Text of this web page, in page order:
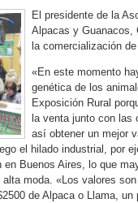
El presidente de la
Alpacas y Guanacos,
la comercialización
«En este momento
genética de los
Exposición Rural
la venta junto con las
así obtener un mejor
el hilado industrial, por
Buenos Aires, lo que
moda. «Los valores
de Alpaca o Llama,